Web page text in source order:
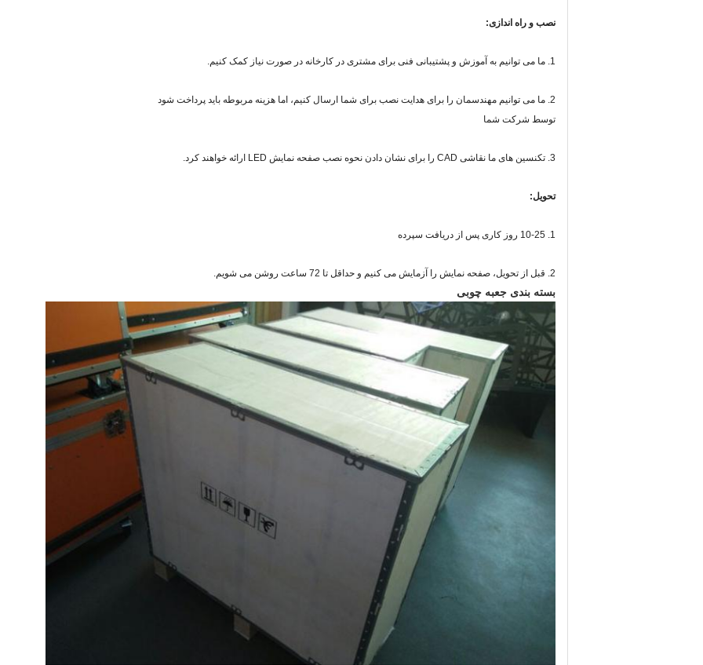
نصب و راه اندازی:
1. ما می توانیم به آموزش و پشتیبانی فنی برای مشتری در کارخانه در صورت نیاز کمک کنیم.
2. ما می توانیم مهندسمان را برای هدایت نصب برای شما ارسال کنیم، اما هزینه مربوطه باید پرداخت شود
توسط شرکت شما
3. تکنسین های ما نقاشی CAD را برای نشان دادن نحوه نصب صفحه نمایش LED ارائه خواهند کرد.
تحویل:
1. 10-25 روز کاری پس از دریافت سپرده
2. قبل از تحویل، صفحه نمایش را آزمایش می کنیم و حداقل تا 72 ساعت روشن می شویم.
بسته بندی جعبه چوبی